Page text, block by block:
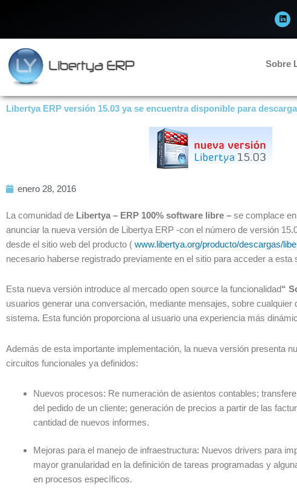
i
n
k
e
n
Sobre
Libertya ERP versión 15.03 ya se encuentra disponible para
enero 28, 2016
La comunidad de Libertya – ERP 100% software libre – se complace en
anunciar la nueva versión de Libertya ERP -con el número de versión
desde el sitio web del producto ( www.libertya.org/producto/descargas/
necesario haberse registrado previamente en el sitio para acceder a esta
Esta nueva versión introduce al mercado open source la funcionalidad“
usuarios generar una conversación, mediante mensajes, sobre cualquier
sistema. Esta función proporciona al usuario una experiencia más
Además de esta importante implementación, la nueva versión presenta
circuitos funcionales ya definidos:
Nuevos procesos: Re numeración de asientos contables;
del pedido de un cliente; generación de precios a partir de las
cantidad de nuevos informes.
Mejoras para el manejo de infraestructura: Nuevos drivers para
mayor granularidad en la definición de tareas programadas y
en procesos específicos.